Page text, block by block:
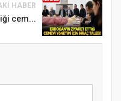
HABER
cem...
Camii